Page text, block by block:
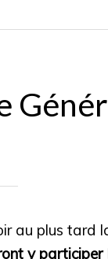
au plus tard
y participer